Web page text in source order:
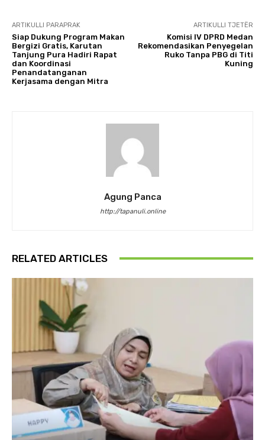
ARTIKULLI PARAPRAK
Siap Dukung Program Makan
Bergizi Gratis, Karutan
Tanjung Pura Hadiri Rapat
dan Koordinasi
Penandatanganan
Kerjasama dengan Mitra
ARTIKULLI TJETËR
Komisi IV DPRD Medan
Rekomendasikan Penyegelan
Ruko Tanpa PBG di Titi
Kuning
Agung Panca
http://tapanuli.online
RELATED ARTICLES